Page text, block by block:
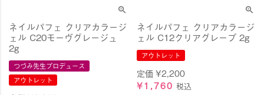
ネイルパフェ クリアカラージ
ェル C20モーヴグレージュ
2g
つづみ先生プロデュース
アウトレット
ネイルパフェ クリアカラージ
ェル C12クリアグレープ 2g
アウトレット
定価 ¥2,200
¥1,760 税込